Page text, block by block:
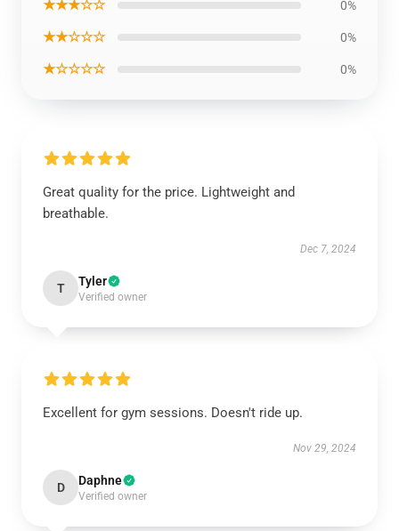
★★★☆☆ 0%
★★☆☆☆ 0%
★☆☆☆☆ 0%
Great quality for the price. Lightweight and
breathable.
Dec 7, 2024
T Tyler
Verified owner
Excellent for gym sessions. Doesn't ride up.
Nov 29, 2024
D Daphne
Verified owner